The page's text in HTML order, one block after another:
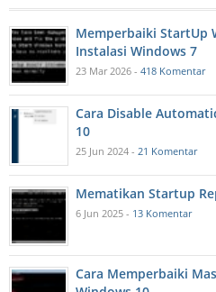
Memperbaiki StartUp
Instalasi Windows 7
23 Mar 2026 - 418 Komentar
Cara Disable
10
25 Jun 2024 - 21 Komentar
Mematikan Startup
6 Jun 2025 - 13 Komentar
Cara Memperbaiki